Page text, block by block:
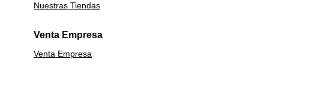
Nuestras Tiendas
Venta Empresa
Venta Empresa